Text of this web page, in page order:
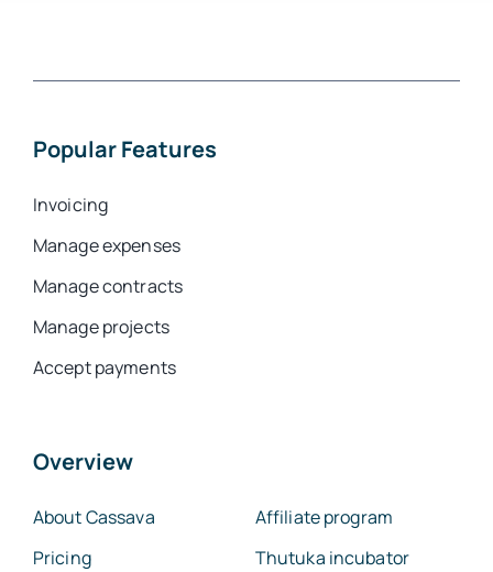
Popular Features
Invoicing
Manage expenses
Manage contracts
Manage projects
Accept payments
Overview
About Cassava
Pricing
Affiliate program
Thutuka incubator